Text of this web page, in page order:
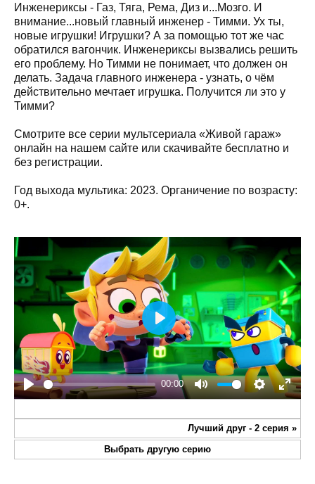
Инженериксы - Газ, Тяга, Рема, Диз и...Мозго. И
внимание...новый главный инженер - Тимми. Ух ты,
новые игрушки! Игрушки? А за помощью тот же час
обратился вагончик. Инженериксы вызвались решить
его проблему. Но Тимми не понимает, что должен он
делать. Задача главного инженера - узнать, о чём
действительно мечтает игрушка. Получится ли это у
Тимми?
Смотрите все серии мультсериала «Живой гараж»
онлайн на нашем сайте или скачивайте бесплатно и
без регистрации.
Год выхода мультика: 2023. Органичение по возрасту:
0+.
Play
00:00
Mute Settings
Enter
Play
Лучший друг - 2 серия »
Выбрать другую серию